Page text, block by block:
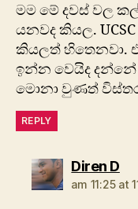
මම මේ දවස් වල
යනවද කියල.
කියලත් හිතෙනවා.
ඉන්න වෙයිද දන්නේ
මොනා වුණත්
REPLY
Diren D
am 11:25 at